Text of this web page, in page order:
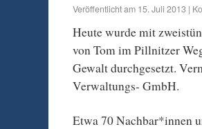
Veröffentlicht am 15. Juli 2013 |
Heute wurde mit
von Tom im Pillnitzer
Gewalt durchgesetzt.
Verwaltungs- GmbH.
Etwa 70 Nachbar*innen